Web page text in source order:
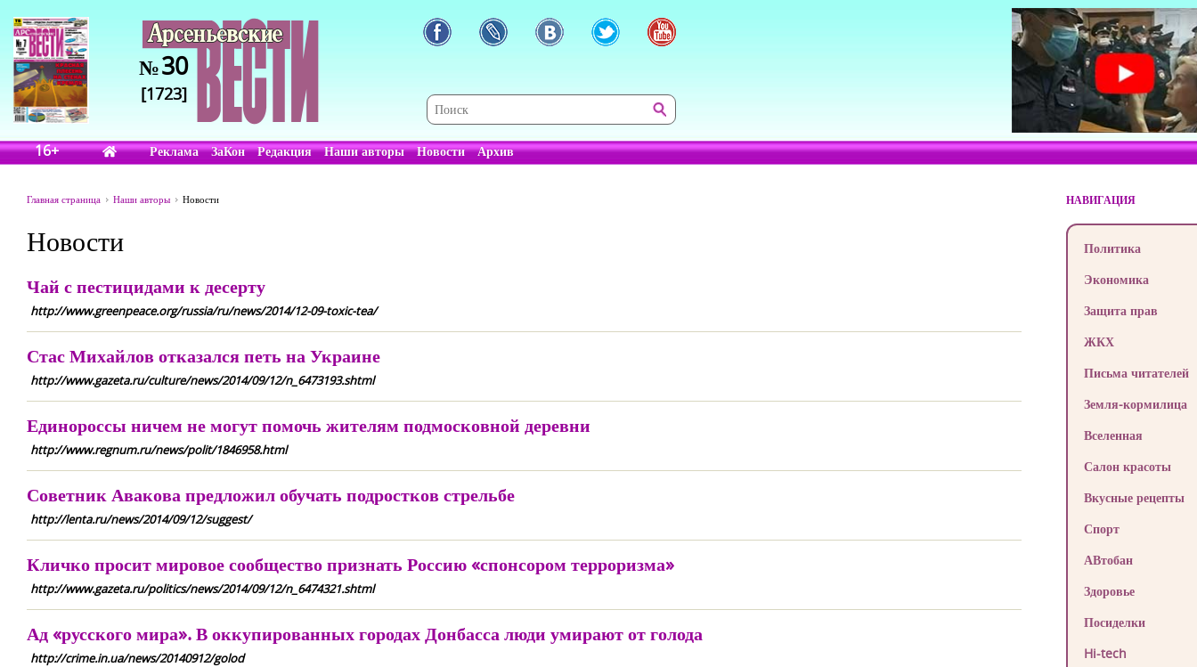
№30
[1723]
16+ Реклама ЗаКон Редакция Наши авторы Новости Архив
Главная страница Наши авторы Новости
Новости
Чай с пестицидами к десерту
http://www.greenpeace.org/russia/ru/news/2014/12-09-toxic-tea/
Стас Михайлов отказался петь на Украине
http://www.gazeta.ru/culture/news/2014/09/12/n_6473193.shtml
Единороссы ничем не могут помочь жителям подмосковной деревни
http://www.regnum.ru/news/polit/1846958.html
Советник Авакова предложил обучать подростков стрельбе
http://lenta.ru/news/2014/09/12/suggest/
Кличко просит мировое сообщество признать Россию «спонсором терроризма»
http://www.gazeta.ru/politics/news/2014/09/12/n_6474321.shtml
Ад «русского мира». В оккупированных городах Донбасса люди умирают от голода
http://crime.in.ua/news/20140912/golod
НАВИГАЦИЯ
Политика
Экономика
Защита прав
ЖКХ
Письма читателей
Земля-кормилица
Вселенная
Салон красоты
Вкусные рецепты
Спорт
АВтобан
Здоровье
Посиделки
Hi-tech